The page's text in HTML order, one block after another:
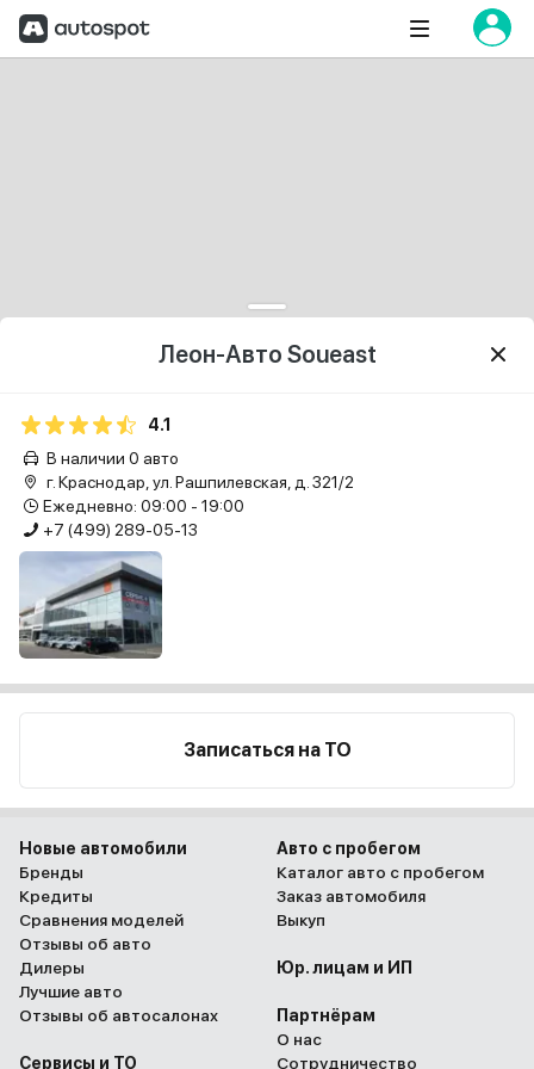
Леон-Авто Soueast
4.1
В наличии 0 авто
г. Краснодар, ул. Рашпилевская, д. 321/2
Ежедневно: 09:00 - 19:00
+7 (499) 289-05-13
Записаться на ТО
Новые автомобили
Бренды
Кредиты
Сравнения моделей
Отзывы об авто
Дилеры
Лучшие авто
Отзывы об автосалонах
Сервисы и ТО
Авто с пробегом
Каталог авто с пробегом
Заказ автомобиля
Выкуп
Юр. лицам и ИП
Партнёрам
О нас
Сотрудничество